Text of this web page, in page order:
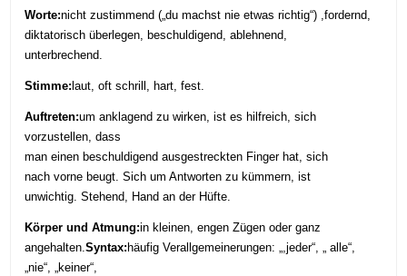
Worte:nicht zustimmend („du machst nie etwas richtig“) ,fordernd,
diktatorisch überlegen, beschuldigend, ablehnend,
unterbrechend.
Stimme: laut, oft schrill, hart, fest.
Auftreten:um anklagend zu wirken, ist es hilfreich, sich
vorzustellen, dass
man einen beschuldigend ausgestreckten Finger hat, sich
nach vorne beugt. Sich um Antworten zu kümmern, ist
unwichtig. Stehend, Hand an der Hüfte.
Körper und Atmung:in kleinen, engen Zügen oder ganz
angehalten.Syntax: häufig Verallgemeinerungen: „,jeder“, „ alle“,
„nie“, „keiner“,